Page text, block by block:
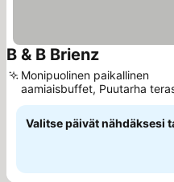
B & B BrienzKatso hinnat
Monipuolinen paikallinen
aamiaisbuffet, Puutarha
grillillä
Valitse päivät nähdäksesi